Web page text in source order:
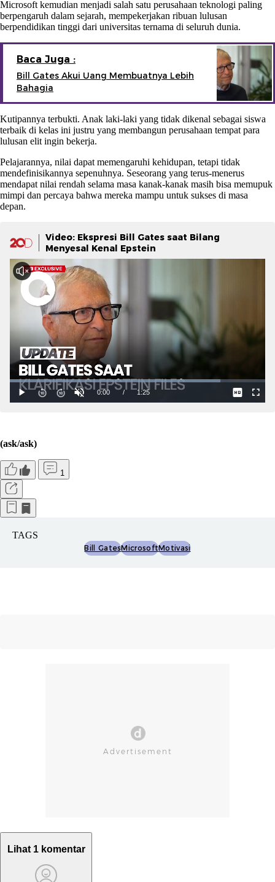
Microsoft kemudian menjadi salah satu perusahaan teknologi paling
berpengaruh dalam sejarah, mempekerjakan ribuan lulusan
berpendidikan tinggi dari universitas ternama di seluruh dunia.
Baca Juga :
Bill Gates Akui Uang Membuatnya Lebih
Bahagia
Kutipannya terbukti. Anak laki-laki yang tidak dikenal sebagai siswa
terbaik di kelas ini justru yang membangun perusahaan tempat para
lulusan elit ingin bekerja.
Pelajarannya, nilai dapat memengaruhi kehidupan, tetapi tidak
mendefinisikannya sepenuhnya. Seseorang yang terus-menerus
mendapat nilai rendah selama masa kanak-kanak masih bisa memupuk
mimpi dan percaya bahwa mereka mampu untuk sukses di masa
depan.
Video: Ekspresi Bill Gates saat Bilang
Menyesal Kenal Epstein
(ask/ask)
1
TAGS
Bill GatesMicrosoftMotivasi
Lihat 1 komentar